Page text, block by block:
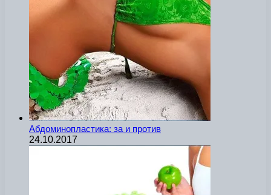
Абдоминопластика: за и против
24.10.2017